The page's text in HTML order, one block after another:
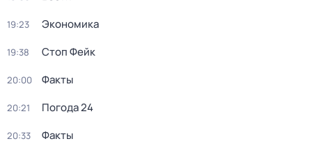
19:23 Экономика
19:38 Стоп Фейк
20:00 Факты
20:21 Погода 24
20:33 Факты